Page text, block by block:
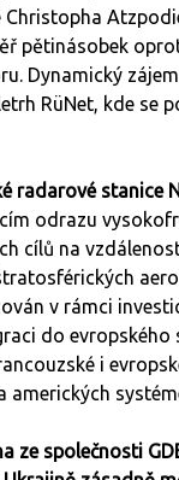
pětinásobek
Dynamický
RüNet, kde se
radarové stanice
odrazu
cílů na
v rámci
do evropského
i
amerických
ze společnosti